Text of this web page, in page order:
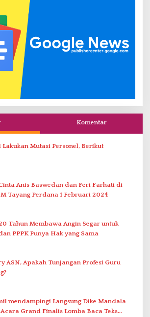
Komentar
Lakukan Mutasi Personel, Berikut
Anis Baswedan dan Feri Farhati di
Tayang Perdana 1 Februari 2024
Tahun Membawa Angin Segar untuk
PPPK Punya Hak yang Sama
ASN, Apakah Tunjangan Profesi Guru
Grand Finalis Lomba Baca Teks